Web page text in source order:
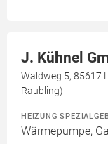
J. Kühnel
Waldweg 5, 85617
Raubling)
HEIZUNG
Wärmepumpe,